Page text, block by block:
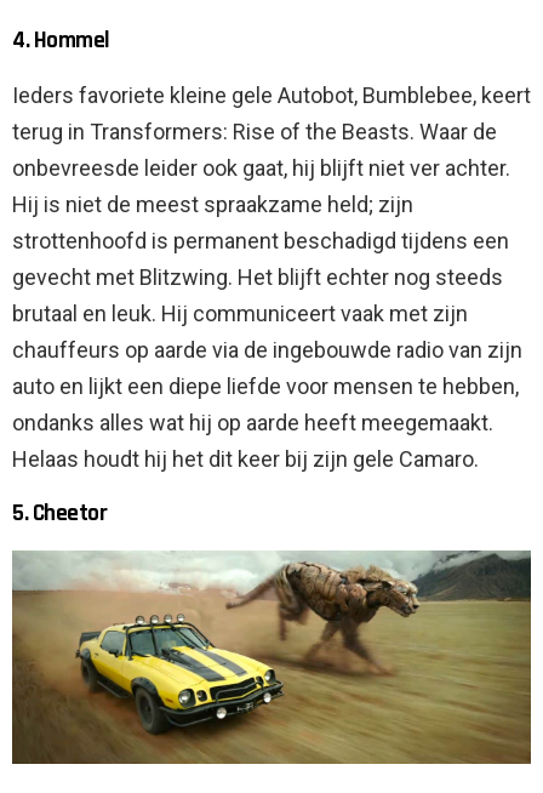
4. Hommel
Ieders favoriete kleine gele Autobot, Bumblebee, keert
terug in Transformers: Rise of the Beasts. Waar de
onbevreesde leider ook gaat, hij blijft niet ver achter.
Hij is niet de meest spraakzame held; zijn
strottenhoofd is permanent beschadigd tijdens een
gevecht met Blitzwing. Het blijft echter nog steeds
brutaal en leuk. Hij communiceert vaak met zijn
chauffeurs op aarde via de ingebouwde radio van zijn
auto en lijkt een diepe liefde voor mensen te hebben,
ondanks alles wat hij op aarde heeft meegemaakt.
Helaas houdt hij het dit keer bij zijn gele Camaro.
5. Cheetor